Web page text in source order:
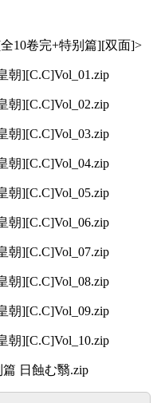
10卷完+特别篇][双面]>
][C.C]Vol_01.zip
][C.C]Vol_02.zip
][C.C]Vol_03.zip
][C.C]Vol_04.zip
][C.C]Vol_05.zip
][C.C]Vol_06.zip
][C.C]Vol_07.zip
][C.C]Vol_08.zip
][C.C]Vol_09.zip
][C.C]Vol_10.zip
日蝕む翳.zip